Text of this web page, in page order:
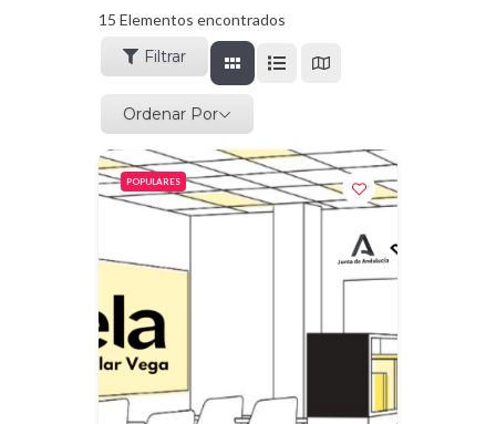
15 Elementos encontrados
Filtrar
Ordenar Por
POPULARES